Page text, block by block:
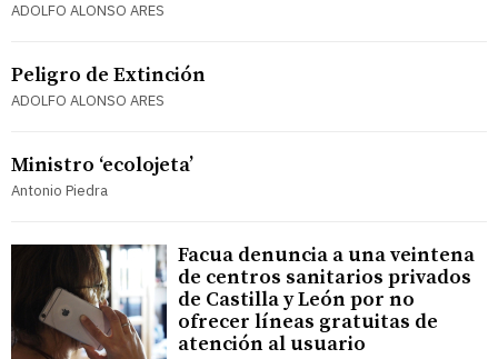
ADOLFO ALONSO ARES
Peligro de Extinción
ADOLFO ALONSO ARES
Ministro ‘ecolojeta’
Antonio Piedra
Facua denuncia a una veintena
de centros sanitarios privados
de Castilla y León por no
ofrecer líneas gratuitas de
atención al usuario